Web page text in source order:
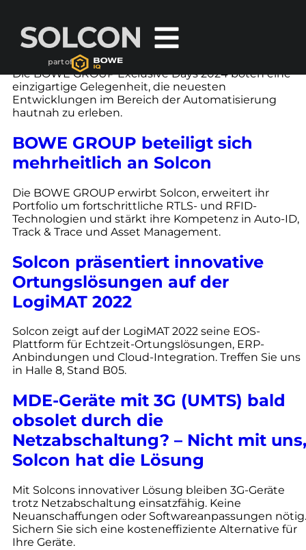
part of
BOWE GROUP EXCLUSIVE DAYS
2024
Die BOWE GROUP Exclusive Days 2024 boten eine
einzigartige Gelegenheit, die neuesten
Entwicklungen im Bereich der Automatisierung
hautnah zu erleben.
BOWE GROUP beteiligt sich
mehrheitlich an Solcon
Die BOWE GROUP erwirbt Solcon, erweitert ihr
Portfolio um fortschrittliche RTLS- und RFID-
Technologien und stärkt ihre Kompetenz in Auto-ID,
Track & Trace und Asset Management.
Solcon präsentiert innovative
Ortungslösungen auf der
LogiMAT 2022
Solcon zeigt auf der LogiMAT 2022 seine EOS-
Plattform für Echtzeit-Ortungslösungen, ERP-
Anbindungen und Cloud-Integration. Treffen Sie uns
in Halle 8, Stand B05.
MDE-Geräte mit 3G (UMTS) bald
obsolet durch die
Netzabschaltung? – Nicht mit uns,
Solcon hat die Lösung
Mit Solcons innovativer Lösung bleiben 3G-Geräte
trotz Netzabschaltung einsatzfähig. Keine
Neuanschaffungen oder Softwareanpassungen nötig.
Sichern Sie sich eine kosteneffiziente Alternative für
Ihre Geräte.